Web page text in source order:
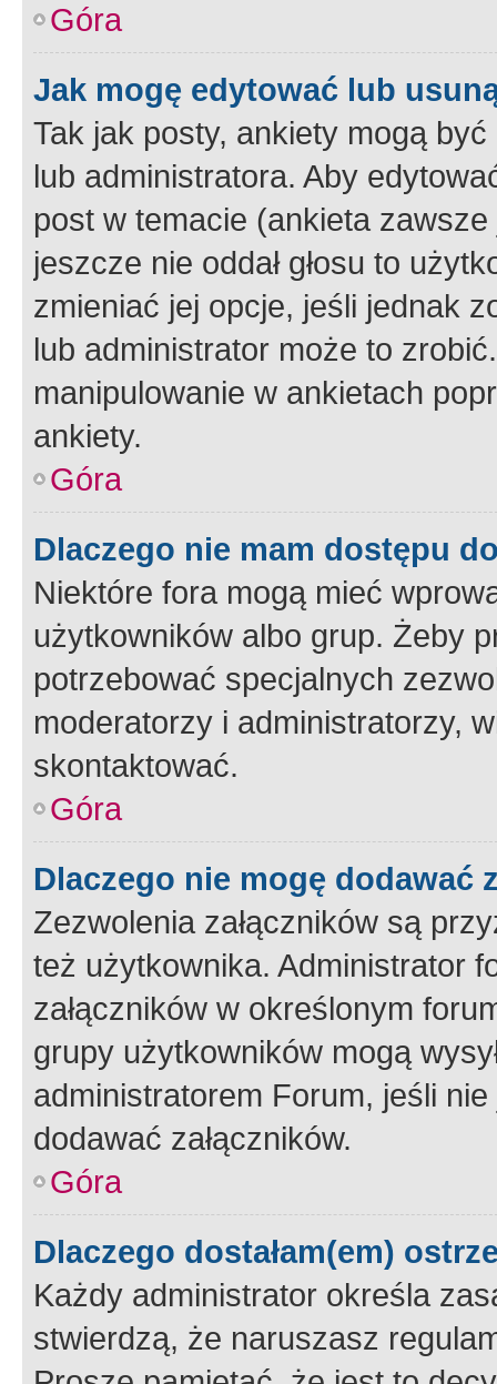
Góra
Jak mogę edytować lub
Tak jak posty, ankiety mogą
lub administratora. Aby
post w temacie (ankieta
jeszcze nie oddał głosu to
zmieniać jej opcje, jeśli jednak
lub administrator może to
manipulowanie w ankietach
ankiety.
Góra
Dlaczego nie mam dostępu
Niektóre fora mogą mieć
użytkowników albo grup. Żeby
potrzebować specjalnych
moderatorzy i administratorzy,
skontaktować.
Góra
Dlaczego nie mogę dodawać
Zezwolenia załączników są
też użytkownika. Administrator
załączników w określonym
grupy użytkowników mogą
administratorem Forum, jeśli
dodawać załączników.
Góra
Dlaczego dostałam(em)
Każdy administrator określa
stwierdzą, że naruszasz